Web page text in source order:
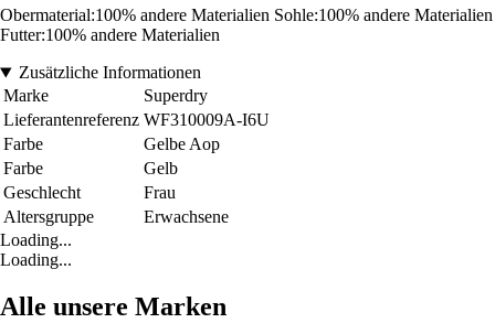
Obermaterial:100% andere Materialien Sohle:100% andere Materialien
Futter:100% andere Materialien
Zusätzliche Informationen
Marke
Superdry
Lieferantenreferenz WF310009A-I6U
Farbe
Gelbe Aop
Farbe
Gelb
Geschlecht
Frau
Altersgruppe
Erwachsene
Loading...
Loading...
Alle unsere Marken